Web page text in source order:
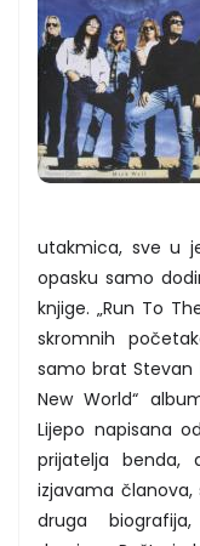
utakmica, sve u
opasku samo
knjige. „Run To
skromnih
samo brat Stevan
New World“
Lijepo napisana
prijatelja benda,
izjavama
druga